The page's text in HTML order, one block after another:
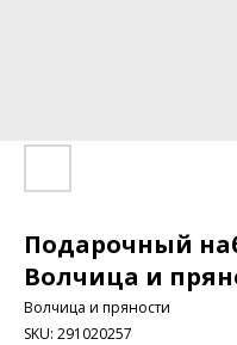
Подарочный
Волчица и
Волчица и пряности
SKU: 291020257